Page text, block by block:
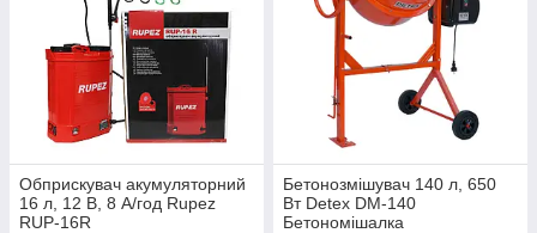
Обприскувач акумуляторний
16 л, 12 В, 8 А/год Rupez
RUP-16R
Бетонозмішувач 140 л, 650
Вт Detex DM-140
Бетономішалка